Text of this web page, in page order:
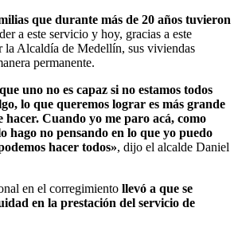
que durante más de 20 años tuvieron
a este servicio y hoy, gracias a este
la Alcaldía de Medellín, sus viviendas
permanente.
uno no es capaz si no estamos todos
lo que queremos lograr es más grande
hacer. Cuando yo me paro acá, como
hago no pensando en lo que yo puedo
hacer todos», dijo el alcalde Daniel
en el corregimiento llevó a que se
en la prestación del servicio de